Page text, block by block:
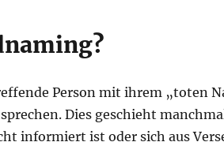
Person mit ihrem „toten
Dies geschieht
informiert ist oder sich aus